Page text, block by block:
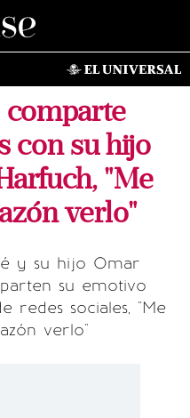
comparte
con su hijo
"Me
verlo"
y su hijo Omar
su emotivo
redes sociales, "Me
verlo"